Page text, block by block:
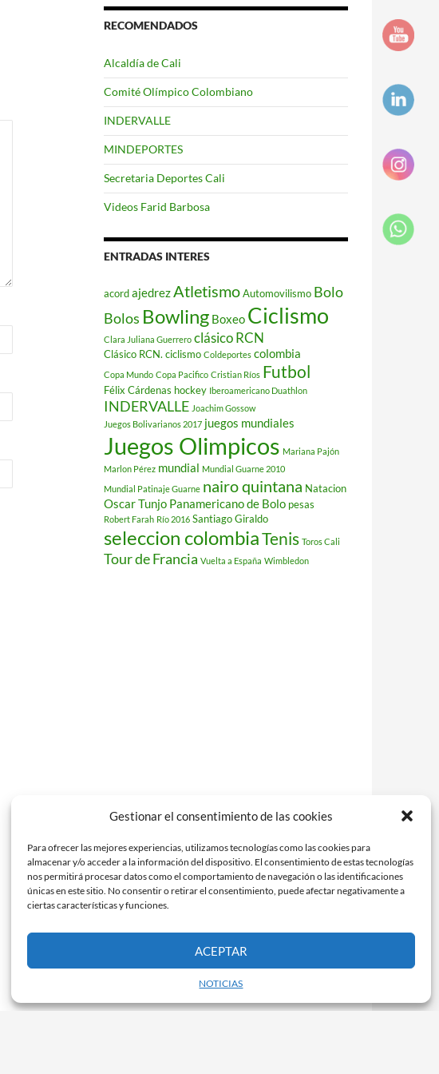
Gestionar el consentimiento de las cookies
Para ofrecer las mejores experiencias, utilizamos tecnologías como las cookies para
almacenar y/o acceder a la información del dispositivo. El consentimiento de estas tecnologías
nos permitirá procesar datos como el comportamiento de navegación o las identificaciones
únicas en este sitio. No consentir o retirar el consentimiento, puede afectar negativamente a
ciertas características y funciones.
ACEPTAR
NOTICIAS
RECOMENDADOS
Alcaldía de Cali
Comité Olímpico Colombiano
INDERVALLE
MINDEPORTES
Secretaria Deportes Cali
Videos Farid Barbosa
ENTRADAS INTERES
acordajedrezAtletismoAutomovilismo Bolo
Bolos Bowling Boxeo Ciclismo
Clara Juliana Guerrero clásico RCN
Clásico RCN. ciclismo Coldeportes colombia
Copa Mundo Copa Pacifico Cristian Ríos Futbol
Félix Cárdenas hockey Iberoamericano Duathlon
INDERVALLE Joachim Gossow
Juegos Bolivarianos 2017 juegos mundiales
Juegos Olimpicos Mariana Pajón
Marlon Pérez mundial Mundial Guarne 2010
Mundial Patinaje Guarne nairo quintana Natacion
Oscar Tunjo Panamericano de Bolo pesas
Robert Farah Río 2016 Santiago Giraldo
seleccion colombiaTenis Toros Cali
Tour de Francia Vuelta a España Wimbledon